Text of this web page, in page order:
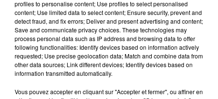
4 août 2026
152 Palestiniens tués en juillet, le bilan
mensuel le plus lourd de...
4 août 2026
Mort de Cheikh F., l’enquête fragilise la
version policière !
profiles to personalise content; Use profiles to select personalised
content; Use limited data to select content; Ensure security, prevent and
detect fraud, and fix errors; Deliver and present advertising and content;
Save and communicate privacy choices. These technologies may
process personal data such as IP address and browsing data to offer
following functionalities: Identify devices based on information actively
requested; Use precise geolocation data; Match and combine data from
other data sources; Link different devices; Identify devices based on
information transmitted automatically.
Vous pouvez accepter en cliquant sur "Accepter et fermer", ou affiner en